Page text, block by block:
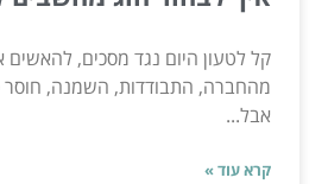
קל לטעון היום נגד מסכים, להאשים
מהחברה, התבודדות, השמנה, חוסר
אבל...
קרא עוד »